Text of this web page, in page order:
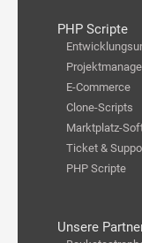
PHP Scripte
E-Commerce
Clone-Scripts
Marktplatz-
Ticket &
PHP Scripte
Unsere